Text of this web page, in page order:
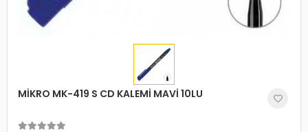
MİKRO MK-419 S CD KALEMİ MAVİ 10LU